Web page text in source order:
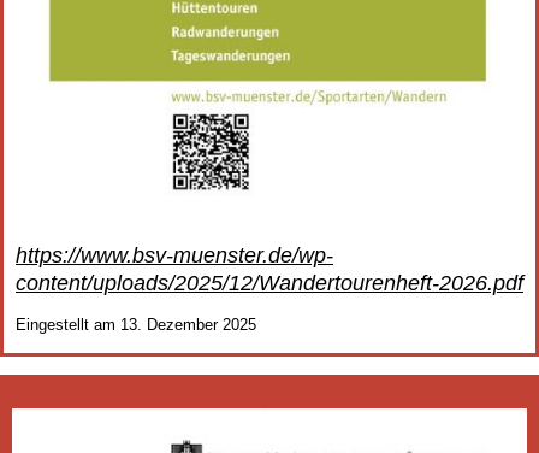
https://www.bsv-muenster.de/wp-
content/uploads/2025/12/Wandertourenheft-2026.pdf
Eingestellt am 13. Dezember 2025